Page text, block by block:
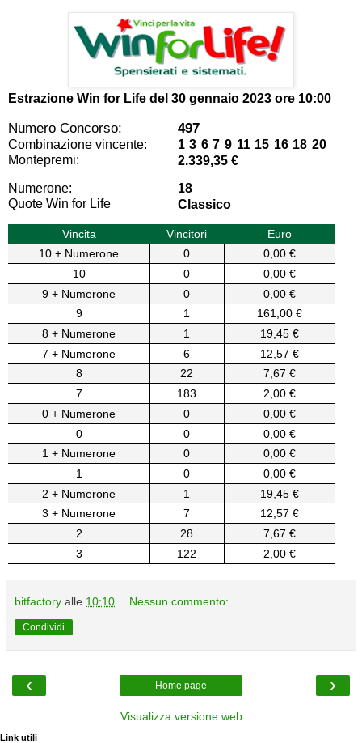
Estrazione Win for Life del 30 gennaio 2023 ore 10:00
Numero Concorso: 497
Combinazione vincente:
1 3 6 7 9 11 15 16 18 20
Montepremi:
2.339,35 €
Numerone:
18
Quote Win for Life
Classico
Vincita Vincitori
Euro
10 + Numerone
0
0,00 €
10
0
0,00 €
9 + Numerone
0
0,00 €
9
1
161,00 €
8 + Numerone
1
19,45 €
7 + Numerone
6
12,57 €
8
22
7,67 €
7
183
2,00 €
0 + Numerone
0
0,00 €
0
0
0,00 €
1 + Numerone
0
0,00 €
1
0
0,00 €
2 + Numerone
1
19,45 €
3 + Numerone
7
12,57 €
2
28
7,67 €
3
122 2,00 €
bitfactory alle 10:10 Nessun commento:
Condividi
‹ ›
Home page
Visualizza versione web
Link utili